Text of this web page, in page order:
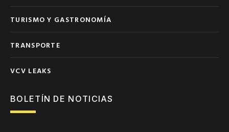
TURISMO Y GASTRONOMÍA
TRANSPORTE
VCV LEAKS
BOLETÍN DE NOTICIAS